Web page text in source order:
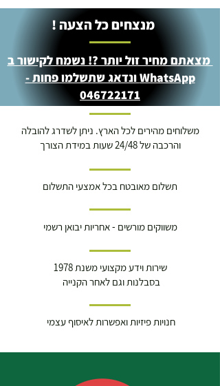
מנצחים כל הצעה !
מצאתם מחיר זול יותר ?! נשמח לקישור ב
WhatsApp ונדאג שתשלמו פחות -
046722171
משלוחים מהירים לכל הארץ. ניתן לשדרג להובלה
והרכבה של 24/48 שעות במידת הצורך
תשלום מאובטח בכל אמצעי התשלום
משווקים מורשים - אחריות יבואן רשמי
שירות וידע מקצועי משנת 1978
בסבלנות וגם לאחר הקנייה
חנויות פיזיות ואפשרות לאיסוף עצמי